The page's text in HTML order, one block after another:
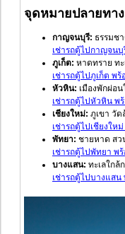
จุดหมายปลายทา
กาญจนบุรี: ธรรมช
เช่ารถตู้ไปกาญจน
ภูเก็ต: หาดทราย ทะ
เช่ารถตู้ไปภูเก็ต พ
หัวหิน: เมืองพักผ่อน
เช่ารถตู้ไปหัวหิน พ
เชียงใหม่: ภูเขา วั
เช่ารถตู้ไปเชียงให
พัทยา: ชายหาด สว
เช่ารถตู้ไปพัทยา พ
บางแสน: ทะเลใกล้
เช่ารถตู้ไปบางแส